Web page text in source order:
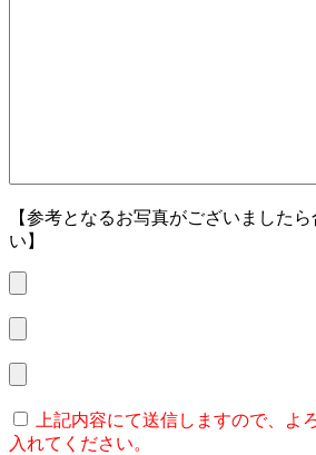
【参考となるお写真がございました
い】
上記内容にて送信しますので、よ
入れてください。